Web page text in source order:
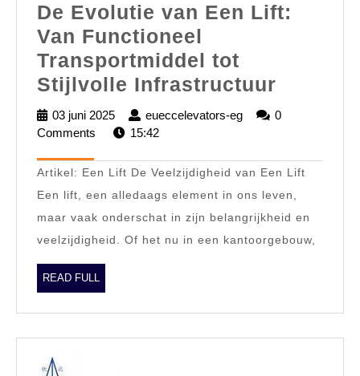
De Evolutie van Een Lift:
Van Functioneel
Transportmiddel tot
Stijlvolle Infrastructuur
Evolutie
Een
Lift:
Van
03 juni 2025
03
juni
eueccelevators-eg
eueccelevators-
0
Comments
15:42
Artikel: Een Lift De Veelzijdigheid van Een Lift
Een lift, een alledaags element in ons leven,
maar vaak onderschat in zijn belangrijkheid en
veelzijdigheid. Of het nu in een kantoorgebouw,
READ FULL
FULL